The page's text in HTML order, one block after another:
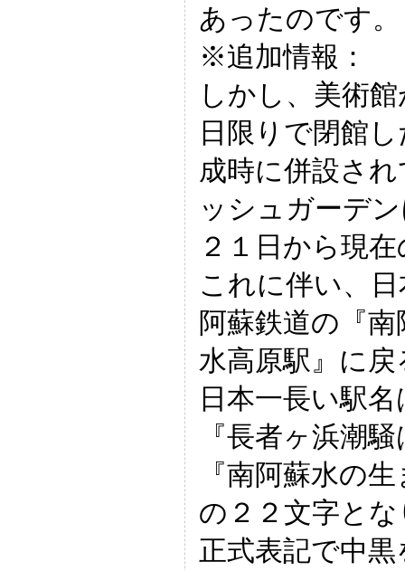
あったのです。
※追加情報：
しかし、美術
日限りで閉館
成時に併設さ
ッシュガーデ
２１日から現
これに伴い、
阿蘇鉄道の『
水高原駅』に
日本一長い駅
『長者ヶ浜潮
『南阿蘇水の
の２２文字と
正式表記で中